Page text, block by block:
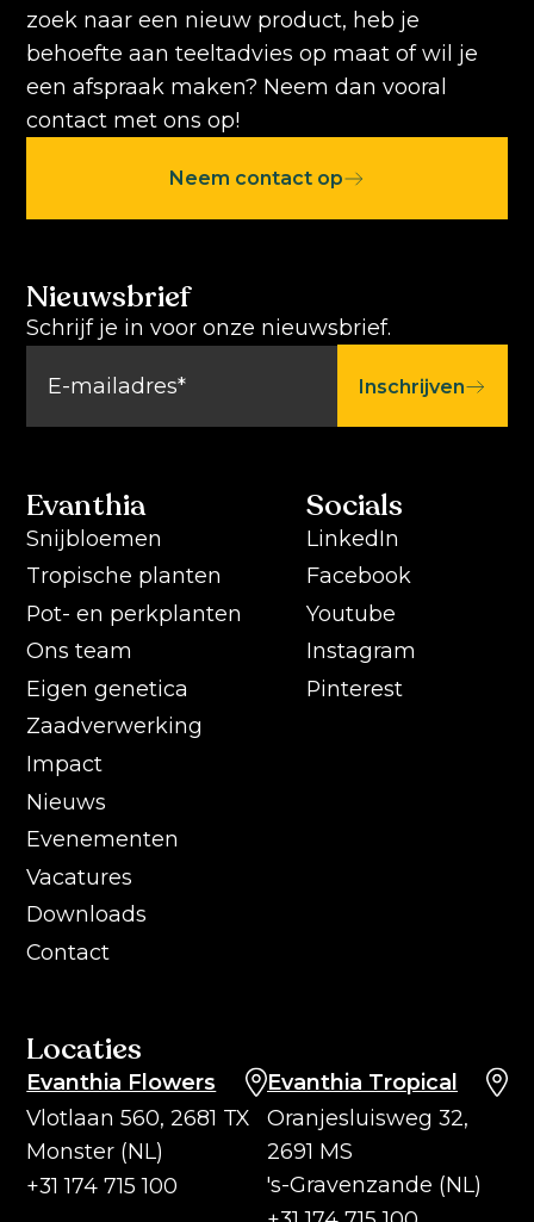
zoek naar een nieuw product, heb je
behoefte aan teeltadvies op maat of wil je
een afspraak maken? Neem dan vooral
contact met ons op!
Neem contact op
Evanthia
Snijbloemen
Tropische planten
Pot- en perkplanten
Ons team
Eigen genetica
Zaadverwerking
Impact
Nieuws
Evenementen
Vacatures
Downloads
Contact
Socials
LinkedIn
Facebook
Youtube
Instagram
Pinterest
Locaties
Evanthia Flowers
Vlotlaan 560, 2681 TX
Monster (NL)
+31 174 715 100
Evanthia Tropical
Oranjesluisweg 32,
2691 MS
's-Gravenzande (NL)
Nieuwsbrief
Schrijf je in voor onze nieuwsbrief.
Inschrijven